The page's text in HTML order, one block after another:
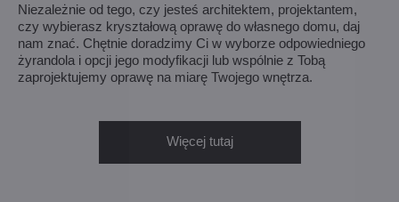
Niezależnie od tego, czy jesteś architektem, projektantem,
czy wybierasz kryształową oprawę do własnego domu, daj
nam znać. Chętnie doradzimy Ci w wyborze odpowiedniego
żyrandola i opcji jego modyfikacji lub wspólnie z Tobą
zaprojektujemy oprawę na miarę Twojego wnętrza.
Więcej tutaj